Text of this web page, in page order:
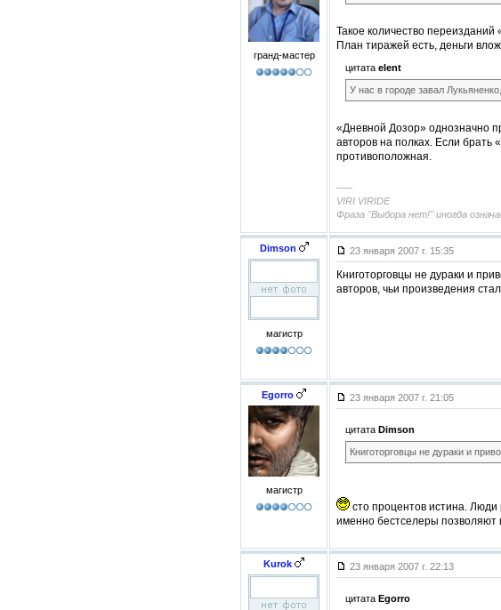
гранд-мастер
Такое количество
План тиражей есть, деньги
цитата elent
У нас в городе завал
«Дневной Дозор» однозначно
авторов на полках. Если
противоположная.
–––
VIRI VIRIDE
Фраза "Выбора нет!" иногда
Dimson
магистр
23 января 2007 г. 15:35
Книготорговцы не дураки и
авторов, чьи произведения
Egorro
магистр
23 января 2007 г. 21:05
цитата Dimson
Книготорговцы не дураки и
сто процентов истина. Люди
именно бестселеры позволяют
Kurok 23 января 2007 г. 22:13
цитата Egorro